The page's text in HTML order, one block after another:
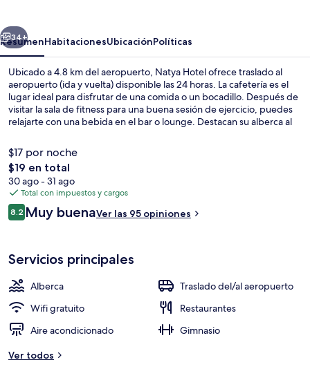
Siguiente
34+
ResumenHabitacionesUbicaciónPolíticas
Ubicado a 4.8 km del aeropuerto, Natya Hotel ofrece traslado al
aeropuerto (ida y vuelta) disponible las 24 horas. La cafetería es el
lugar ideal para disfrutar de una comida o un bocadillo. Después de
visitar la sala de fitness para una buena sesión de ejercicio, puedes
relajarte con una bebida en el bar o lounge. Destacan su alberca al
$17 por noche
El
precio
total
es
de
$19 en total
30 ago - 31 ago
Total con impuestos y cargos
Opiniones
8.28.2 de 10,
Muy buenaVer las 95 opiniones
Servicios principales
Alberca
Traslado del/al aeropuerto
Wifi gratuito
Restaurantes
Aire acondicionado
Gimnasio
Ver todos